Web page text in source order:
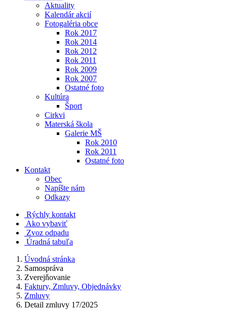
Aktuality
Kalendár akcií
Fotogaléria obce
Rok 2017
Rok 2014
Rok 2012
Rok 2011
Rok 2009
Rok 2007
Ostatné foto
Kultúra
Šport
Cirkvi
Materská škola
Galerie MŠ
Rok 2010
Rok 2011
Ostatné foto
Kontakt
Obec
Napíšte nám
Odkazy
Rýchly kontakt
Ako vybaviť
Zvoz odpadu
Úradná tabuľa
Úvodná stránka
Samospráva
Zverejňovanie
Faktury, Zmluvy, Objednávky
Zmluvy
Detail zmluvy 17/2025